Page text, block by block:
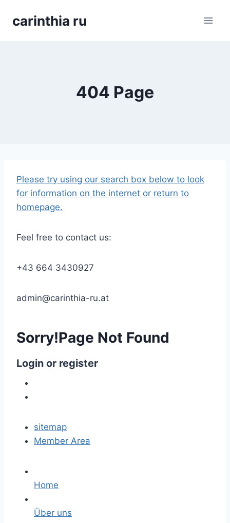
carinthia ru
404 Page
Please try using our search box below to look
for information on the internet or return to
homepage.
Feel free to contact us:
+43 664 3430927
admin@carinthia-ru.at
Sorry!Page Not Found
Login or register
sitemap
Member Area
Home
Über uns